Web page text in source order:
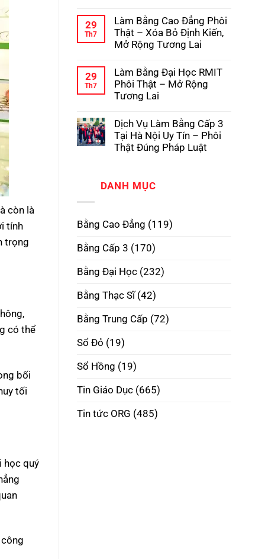
còn là
tính
trọng
có thể
bối
tối
học quý
Học
Hợp
Pháp
Bằng
Đại
Học
Có
Gốc
Tại
Trường
bình
luận
ở
Dịch
Bằng
Cấp
3
TPHCM
Uy
Tín
Nhất
29
Th7
Làm Bằng Cao Đẳng Phôi
Thật – Xóa Bỏ Định Kiến,
Mở Rộng Tương Lai
bình
luận
ở
Làm
Đẳng
Phôi
Thật
Kiến,
Mở
29
Th7
Làm Bằng Đại Học RMIT
Phôi Thật – Mở Rộng
Tương Lai
bình
luận
ở
Làm
RMIT
Phôi
Rộng
Dịch Vụ Làm Bằng Cấp 3
Tại Hà Nội Uy Tín – Phôi
Thật Đúng Pháp Luật
luận
Bằng
3
Tại
Nội
Uy
–
Phôi
Đúng
Pháp
DANH MỤC
Bằng Cao Đẳng (119)
Bằng Cấp 3 (170)
Bằng Đại Học(232)
Bằng Thạc Sĩ(42)
Bằng Trung Cấp (72)
Sổ Đỏ (19)
Sổ Hồng (19)
Tin Giáo Dục(665)
Tin tức ORG (485)